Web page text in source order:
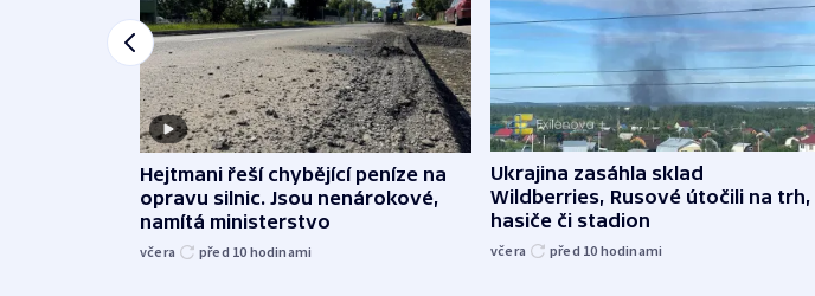
Hejtmani řeší chybějící peníze na
opravu silnic. Jsou nenárokové,
namítá ministerstvo
včera před 10 hodinami
Ukrajina zasáhla sklad
Wildberries, Rusové útočili na trh,
hasiče či stadion
včera před 10 hodinami